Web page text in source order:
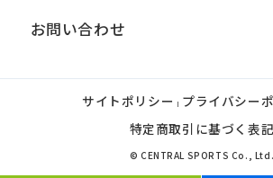
お問い合わせ
サイトポリシー | プライバシー
特定商取引に基づく表記
© CENTRAL SPORTS Co., Ltd.